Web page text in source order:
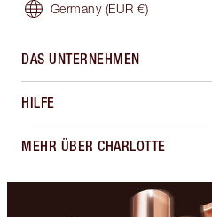
Germany (EUR €)
DAS UNTERNEHMEN
HILFE
MEHR ÜBER CHARLOTTE